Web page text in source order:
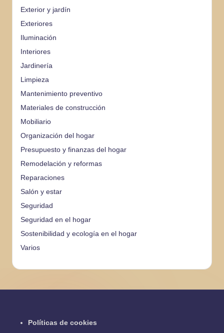
Exterior y jardín
Exteriores
Iluminación
Interiores
Jardinería
Limpieza
Mantenimiento preventivo
Materiales de construcción
Mobiliario
Organización del hogar
Presupuesto y finanzas del hogar
Remodelación y reformas
Reparaciones
Salón y estar
Seguridad
Seguridad en el hogar
Sostenibilidad y ecología en el hogar
Varios
Políticas de cookies